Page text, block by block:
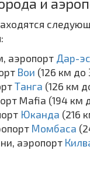
аэропорт Дар-
Вои (126 км до
Танга (126 км
Mafia (194 км
Юканда (216
Момбаса
аэропорт